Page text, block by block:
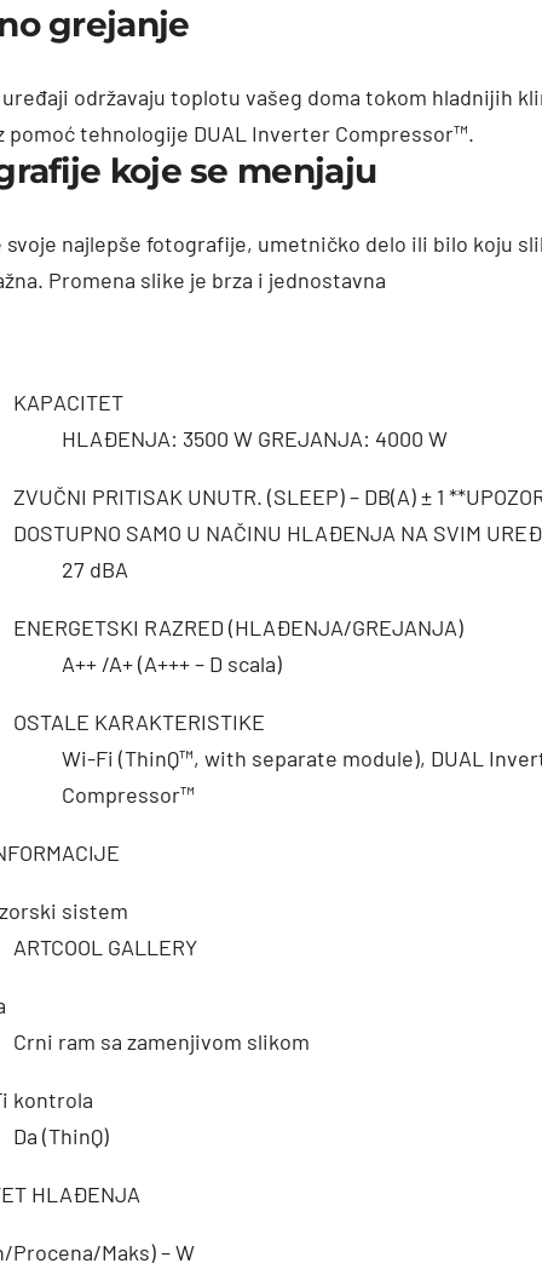
grejanje
uređaji održavaju toplotu vašeg doma tokom hladnijih
pomoć tehnologije DUAL Inverter Compressor™.
koje se menjaju
najlepše fotografije, umetničko delo ili bilo koju
Promena slike je brza i jednostavna
KAPACITET
HLAĐENJA: 3500 W GREJANJA: 4000 W
ZVUČNI PRITISAK UNUTR. (SLEEP) – DB(A) ± 1
DOSTUPNO SAMO U NAČINU HLAĐENJA NA SVIM
27 dBA
ENERGETSKI RAZRED (HLAĐENJA/GREJANJA)
A++ /A+ (A+++ – D scala)
OSTALE KARAKTERISTIKE
Wi-Fi (ThinQ™, with separate module), DUAL
Compressor™
sistem
ARTCOOL GALLERY
Crni ram sa zamenjivom slikom
kontrola
Da (ThinQ)
HLAĐENJA
Procena/Maks) – W